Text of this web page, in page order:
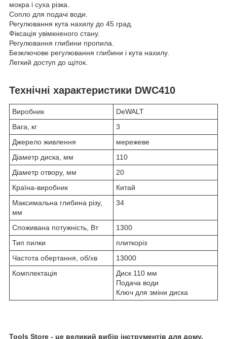
мокра і суха різка.
Сопло для подачі води.
Регулювання кута нахилу до 45 град.
Фіксація увімкненого стану.
Регулювання глибини пропила.
Безключове регулювання глибини і кута нахилу.
Легкий доступ до щіток.
Технічні характеристики DWC410
Виробник
DeWALT
Вага, кг
3
Джерело живлення
мережеве
Діаметр диска, мм
110
Діаметр отвору, мм
20
Країна-виробник
Китай
Максимальна глибина різу,
мм
34
Споживана потужність, Вт
1300
Тип пилки
плиткоріз
Частота обертання, об/хв
13000
Комплектація
Диск 110 мм
Подача води
Ключ для зміни диска
Tools Store - це великий вибір інструментів для дому,